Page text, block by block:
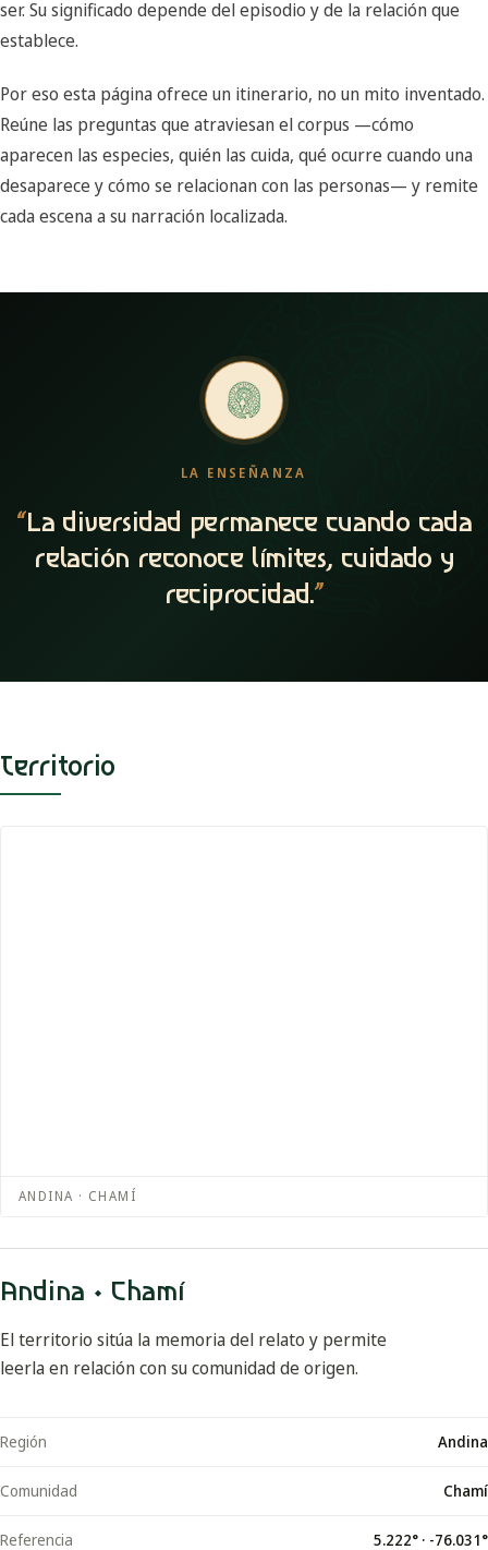
ser. Su significado depende del episodio y de la relación que
establece.
Por eso esta página ofrece un itinerario, no un mito inventado.
Reúne las preguntas que atraviesan el corpus —cómo
aparecen las especies, quién las cuida, qué ocurre cuando una
desaparece y cómo se relacionan con las personas— y remite
cada escena a su narración localizada.
LA ENSEÑANZA
“La diversidad permanece cuando cada
relación reconoce límites, cuidado y
reciprocidad.”
Territorio
ANDINA · CHAMÍ
Andina · Chamí
El territorio sitúa la memoria del relato y permite
leerla en relación con su comunidad de origen.
Región Andina
Comunidad Chamí
Referencia 5.222° · -76.031°